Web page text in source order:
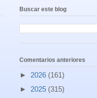
Buscar este blog
Comentarios anteriores
► 2026 (161)
► 2025 (315)